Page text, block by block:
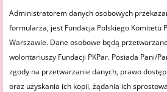
Administratorem danych osobowych
formularza, jest Fundacja Polskiego Komitetu
Warszawie. Dane osobowe będą
wolontariuszy Fundacji PKPar. Posiada Pani/
zgody na przetwarzanie danych, prawo
oraz uzyskania ich kopii, żądania ich